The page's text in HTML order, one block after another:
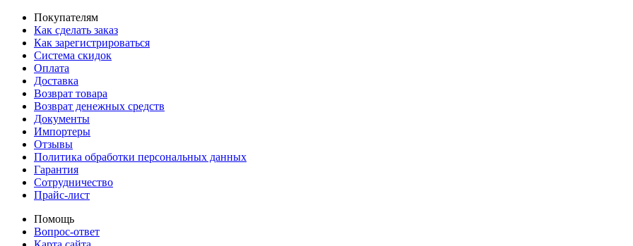
Покупателям
Как сделать заказ
Как зарегистрироваться
Система скидок
Оплата
Доставка
Возврат товара
Возврат денежных средств
Документы
Импортеры
Отзывы
Политика обработки персональных данных
Гарантия
Сотрудничество
Прайс-лист
Помощь
Вопрос-ответ